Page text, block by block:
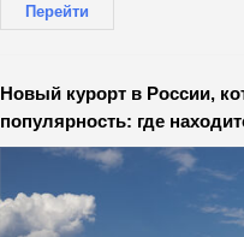
Перейти
Новый курорт в России,
популярность: где